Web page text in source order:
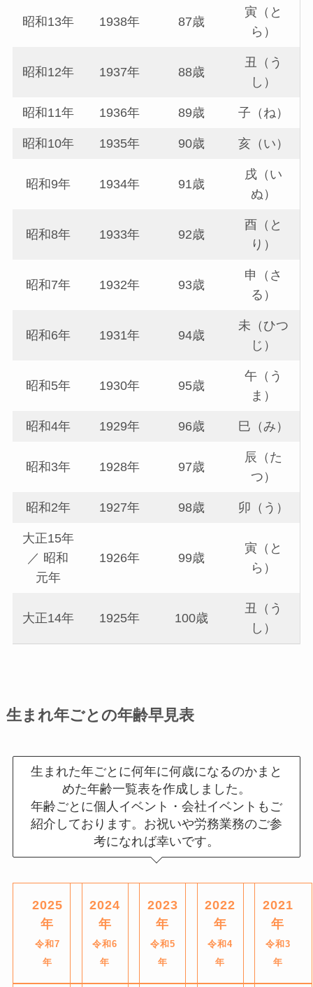
昭和13年 1938年 87歳
寅（と
ら）
昭和12年 1937年 88歳
丑（う
し）
昭和11年 1936年 89歳 子（ね）
昭和10年 1935年 90歳 亥（い）
昭和9年 1934年 91歳
戌（い
ぬ）
昭和8年 1933年 92歳
酉（と
り）
昭和7年 1932年 93歳
申（さ
る）
昭和6年 1931年 94歳
未（ひつ
じ）
昭和5年 1930年 95歳
午（う
ま）
昭和4年 1929年 96歳 巳（み）
昭和3年 1928年 97歳
辰（た
つ）
昭和2年 1927年 98歳 卯（う）
大正15年
／ 昭和
元年
1926年 99歳
寅（と
ら）
大正14年 1925年 100歳
丑（う
し）
生まれ年ごとの年齢早見表
生まれた年ごとに何年に何歳になるのかまと
めた年齢一覧表を作成しました。
年齢ごとに個人イベント・会社イベントもご
紹介しております。お祝いや労務業務のご参
考になれば幸いです。
2025
年
令和7
年
2024
年
令和6
年
2023
年
令和5
年
2022
年
令和4
年
2021
年
令和3
年